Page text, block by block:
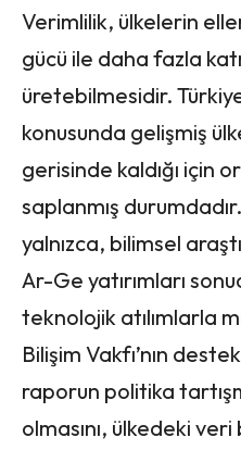
Verimlilik, ülkelerin
gücü ile daha fazla
üretebilmesidir.
konusunda gelişmiş
gerisinde kaldığı için
saplanmış
yalnızca, bilimsel
Ar-Ge yatırımları
teknolojik atılımlarla
Bilişim Vakfı’nın
raporun politika
olmasını, ülkedeki veri